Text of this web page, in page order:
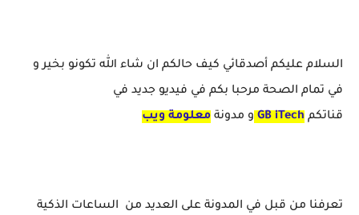
السلام عليكم أصدقائي كيف حالكم ان شاء الله تكونو بخير و
في تمام الصحة مرحبا بكم في فيديو جديد في
قناتكم
GB iTech و مدونة معلومة ويب
تعرفنا من قبل في المدونة على العديد من الساعات الذكية